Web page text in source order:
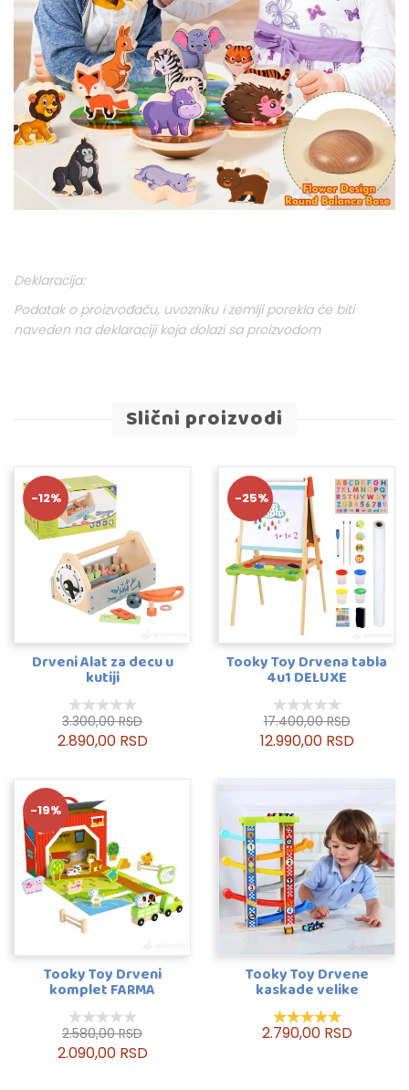
Deklaracija:
Podatak o proizvođaču, uvozniku i zemlji porekla će biti
naveden na deklaraciji koja dolazi sa proizvodom
Slični proizvodi
-12%
Drveni Alat za decu u
kutiji
3.300,00 RSD
2.890,00 RSD
-25%
Tooky Toy Drvena tabla
4u1 DELUXE
17.400,00 RSD
12.990,00 RSD
-19%
Tooky Toy Drveni
komplet FARMA
2.580,00 RSD
2.090,00 RSD
Tooky Toy Drvene
kaskade velike
2.790,00 RSD